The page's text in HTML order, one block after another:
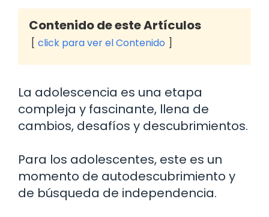
Contenido de este Artículos
click para ver el Contenido
La adolescencia es una etapa
compleja y fascinante, llena de
cambios, desafíos y descubrimientos.
Para los adolescentes, este es un
momento de autodescubrimiento y
de búsqueda de independencia.